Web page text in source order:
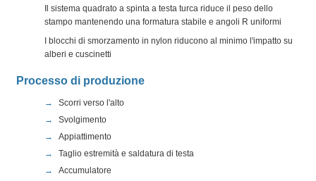
Il sistema quadrato a spinta a testa turca riduce il peso dello
stampo mantenendo una formatura stabile e angoli R uniformi
I blocchi di smorzamento in nylon riducono al minimo l'impatto su
alberi e cuscinetti
Processo di produzione
Scorri verso l'alto
Svolgimento
Appiattimento
Taglio estremità e saldatura di testa
Accumulatore